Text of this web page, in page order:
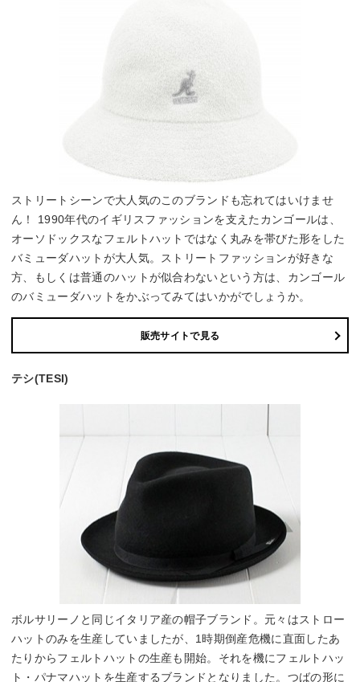
ストリートシーンで大人気のこのブランドも忘れてはいけませ
ん！ 1990年代のイギリスファッションを支えたカンゴールは、
オーソドックスなフェルトハットではなく丸みを帯びた形をした
バミューダハットが大人気。ストリートファッションが好きな
方、もしくは普通のハットが似合わないという方は、カンゴール
のバミューダハットをかぶってみてはいかがでしょうか。
販売サイトで見る
テシ(TESI)
ボルサリーノと同じイタリア産の帽子ブランド。元々はストロー
ハットのみを生産していましたが、1時期倒産危機に直面したあ
たりからフェルトハットの生産も開始。それを機にフェルトハッ
ト・パナマハットを生産するブランドとなりました。つばの形に